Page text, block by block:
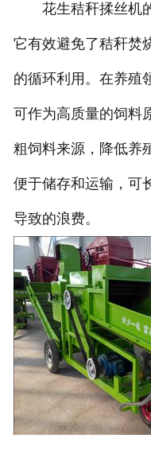
花生秸秆揉丝机的
它有效避免了秸秆焚
的循环利用。在养殖
可作为高质量的饲料
粗饲料来源，降低养
便于储存和运输，可
导致的浪费。